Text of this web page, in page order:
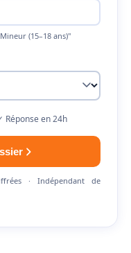
(15–18 ans)"
en 24h
· Indépendant de